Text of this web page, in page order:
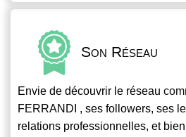
Son Réseau
Envie de découvrir le réseau
FERRANDI , ses followers, ses
relations professionnelles, et